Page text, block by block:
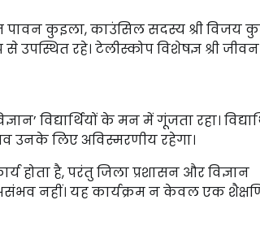
पावन कुइला, काउंसिल सदस्य श्री विजय
से उपस्थित रहे। टेलीस्कोप विशेषज्ञ श्री
विद्यार्थियों के मन में गूंजता रहा।
उनके लिए अविस्मरणीय रहेगा।
होता है, परंतु जिला प्रशासन और विज्ञान
नहीं। यह कार्यक्रम न केवल एक